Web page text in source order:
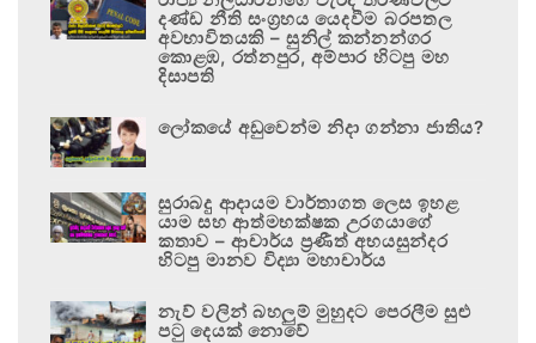
දණ්ඩ නීති සංග්‍රහය යෙදවීම බරපතල
අවභාවිතයකි – සුනිල් කන්නන්ගර
කොළඹ, රත්නපුර, අම්පාර හිටපු මහ
දිසාපති
ලෝකයේ අඩුවෙන්ම නිදා ගන්නා ජාතිය?
සුරාබදු ආදායම වාර්තාගත ලෙස ඉහළ
යාම සහ ආත්මභක්ෂක උරගයාගේ
කතාව – ආචාර්ය ප්‍රණීත් අභයසුන්දර
හිටපු මානව විද්‍යා මහාචාර්ය
නැව් වලින් බහලුම් මුහුදට පෙරලීම සුළු
පටු දෙයක් නොවේ